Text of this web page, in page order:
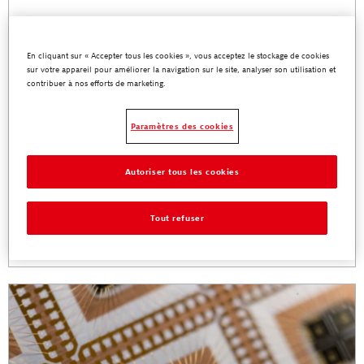
Composants électroniques automobiles
Grâce à un portefeuille complet de matériaux ( produits de protection
des circuits imprimés, systèmes de soudure et de frittage, produits de
remplissage, produits d’encapsulage, adhésifs d'assemblage,
matériaux de gestion thermique et encres et revêtements avancés )
fournisseur mondial des plus grands concepteurs et fabricants de
composants électroniques automobiles au monde. Chacun des ces
portefeuilles contient des formules innovantes qui permettent
d'améliorer l’efficacité et la fiabilité d’applications automobiles
essentielles à systèmes multiples , et notamment les systèmes de
conversion et de stockage d'énergie, les unités de régulation moteur,
En cliquant sur « Accepter tous les cookies », vous acceptez le stockage de cookies
sur votre appareil pour améliorer la navigation sur le site, analyser son utilisation et
contribuer à nos efforts de marketing.
Paramètres des cookies
Tout refuser
Autoriser tous les cookies